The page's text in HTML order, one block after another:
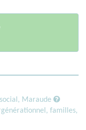
Maraude
familles,